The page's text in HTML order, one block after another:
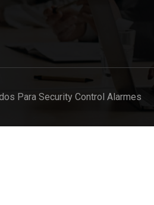
Para Security Control Alarmes